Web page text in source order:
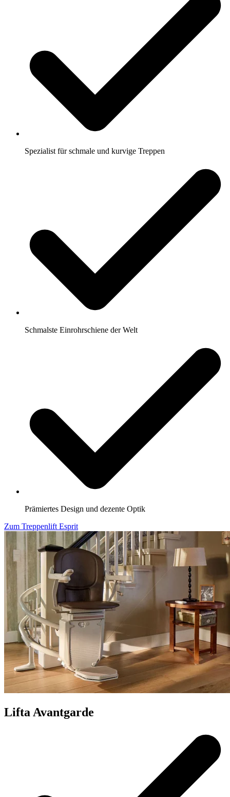
Spezialist für schmale und kurvige Treppen
Schmalste Einrohrschiene der Welt
Prämiertes Design und dezente Optik
Zum Treppenlift Esprit
Lifta Avantgarde